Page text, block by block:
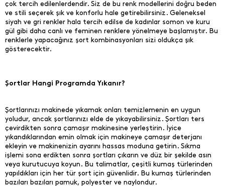
çok tercih edilenlerdendir. Siz de bu renk modellerini doğru beden
ve stili seçerek şık ve konforlu hale getirebilirsiniz. Geleneksel
siyah ve gri renkler hala tercih edilse de kadınlar somon ve kuru
gül gibi daha canlı ve feminen renklere yönelmeye başlamıştır. Bu
renklerle yapacağınız şort kombinasyonları sizi oldukça şık
gösterecektir.
Şortlar Hangi Programda Yıkanır?
Şortlarınızı makinede yıkamak onları temizlemenin en uygun
yoludur, ancak şortlarınızı elde de yıkayabilirsiniz. Şortları ters
çevirdikten sonra çamaşır makinesine yerleştirin. İyice
yıkandıklarından emin olmak için makineye çamaşır deterjanı
ekleyin ve makinenizin ayarını hassas moduna getirin. Sıkma
işlemi sona erdikten sonra şortları çıkarın ve düz bir şekilde asın
veya kurutucuya koyun. Bu talimatlar, çeşitli kumaş türlerinden
yapıldıkları için her tür şort için güvenlidir. Bu kumaş türlerinden
bazıları bazıları pamuk, polyester ve naylondur.